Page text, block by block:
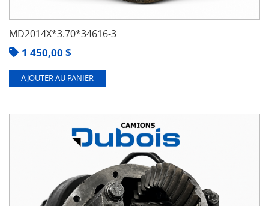
MD2014X*3.70*34616-3
1 450,00 $
AJOUTER AU PANIER